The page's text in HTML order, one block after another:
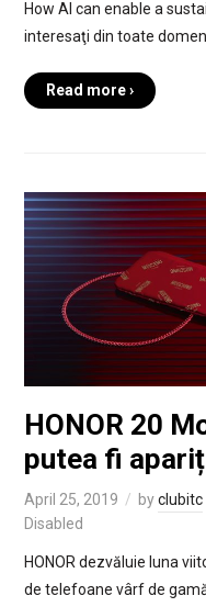
How AI can enable a
interesaţi din toate
Read more ›
HONOR 20
putea fi
April 25, 2019 byclubitc
Disabled
HONOR dezvăluie luna
de telefoane vârf de